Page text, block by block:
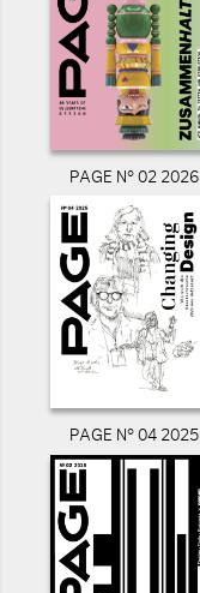
PAGE N° 02 2026
PAGE N° 04 2025